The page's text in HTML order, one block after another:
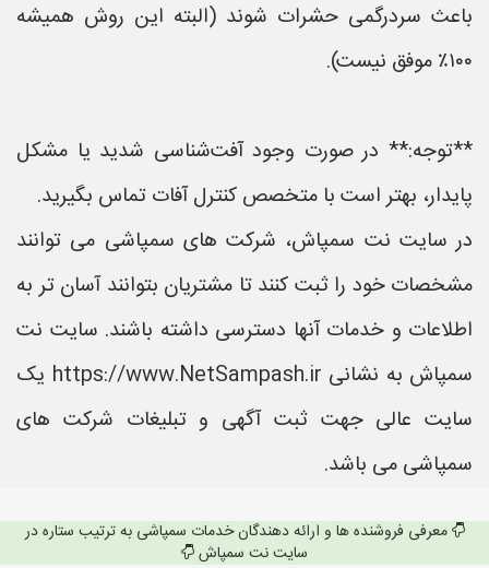
باعث سردرگمی حشرات شوند (البته این روش همیشه
۱۰۰٪ موفق نیست).
**توجه:** در صورت وجود آفت‌شناسی شدید یا مشکل
پایدار، بهتر است با متخصص کنترل آفات تماس بگیرید.
در سایت نت سمپاش، شرکت های سمپاشی می توانند
مشخصات خود را ثبت کنند تا مشتریان بتوانند آسان تر به
اطلاعات و خدمات آنها دسترسی داشته باشند. سایت نت
سمپاش به نشانی https://www.NetSampash.ir یک
سایت عالی جهت ثبت آگهی و تبلیغات شرکت های
سمپاشی می باشد.
معرفی فروشنده ها و ارائه دهندگان خدمات سمپاشی به ترتیب ستاره در
سایت نت سمپاش